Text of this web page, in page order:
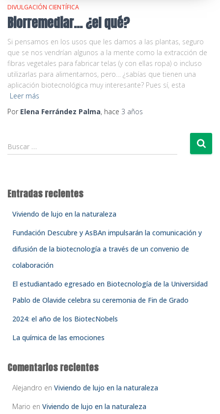
DIVULGACIÓN CIENTÍFICA
Biorremediar… ¿el qué?
Si pensamos en los usos que les damos a las plantas, seguro
que se nos vendrían algunos a la mente como la extracción de
fibras vegetales para fabricar telas (y con ellas ropa) o incluso
utilizarlas para alimentarnos, pero… ¿sabías que tienen una
aplicación biotecnológica muy interesante? Pues sí, esta
Leer más
Por Elena Ferrández Palma, hace 3 años
B
u
r
Buscar …
Entradas recientes
Viviendo de lujo en la naturaleza
Fundación Descubre y AsBAn impulsarán la comunicación y
difusión de la biotecnología a través de un convenio de
colaboración
El estudiantado egresado en Biotecnología de la Universidad
Pablo de Olavide celebra su ceremonia de Fin de Grado
2024: el año de los BiotecNobels
La química de las emociones
Comentarios recientes
Alejandro en Viviendo de lujo en la naturaleza
Mario en Viviendo de lujo en la naturaleza